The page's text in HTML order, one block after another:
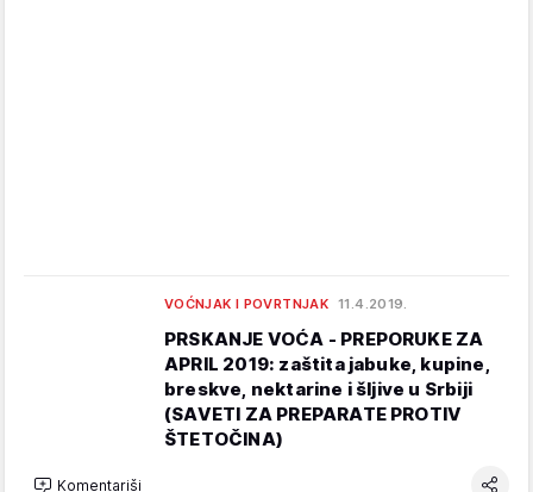
VOĆNJAK I POVRTNJAK 11.4.2019.
PRSKANJE VOĆA - PREPORUKE ZA
APRIL 2019: zaštita jabuke, kupine,
breskve, nektarine i šljive u Srbiji
(SAVETI ZA PREPARATE PROTIV
ŠTETOČINA)
Komentariši